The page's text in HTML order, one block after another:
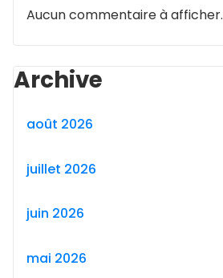
Aucun commentaire à afficher.
Archive
août 2026
juillet 2026
juin 2026
mai 2026